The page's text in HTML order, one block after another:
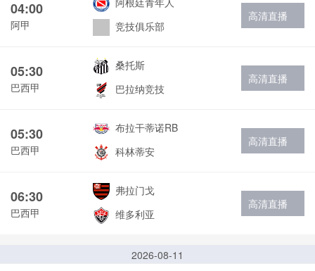
04:00
阿甲
竞技俱乐部
高清直播
05:30
巴西甲
桑托斯
巴拉纳竞技
高清直播
05:30
巴西甲
布拉干蒂诺RB
科林蒂安
高清直播
06:30
巴西甲
弗拉门戈
维多利亚
高清直播
2026-08-11